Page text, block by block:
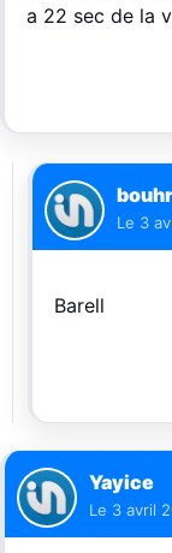
a 22 sec de la
Le 3
Barell
Yayice
Le 3 avril